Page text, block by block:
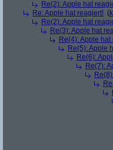
Re(2): Apple hat
Re: Apple hat reagiert! (
Re(2): Apple hat
Re(3): Apple hat
Re(4): Apple hat
Re(5): Apple
Re(6):
Re(7):